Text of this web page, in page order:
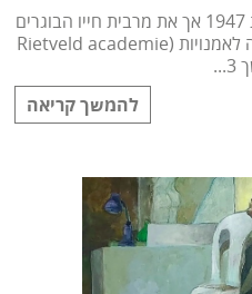
מאיר סלומון נולד בירושלים בשנת 1947 אך את מרבית חייו הבוגרים
העביר בהולנד, שם למד באקדמיה לאמנויות (Rietveld academie
להמשך קריאה